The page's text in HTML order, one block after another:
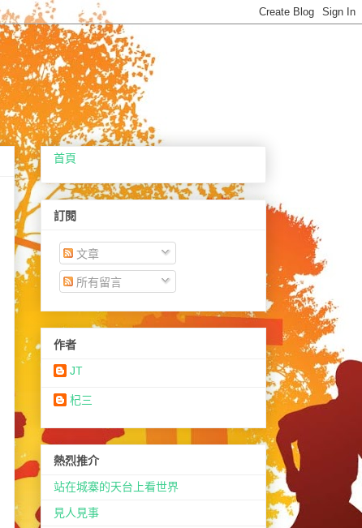
首頁
訂閱
文章
所有留言
作者
JT
杞三
熱烈推介
站在城寨的天台上看世界
見人見事